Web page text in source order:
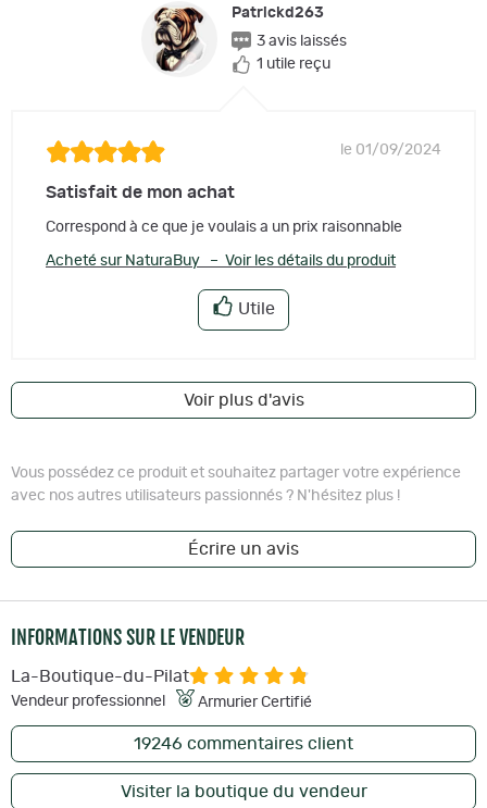
Patrickd263
3 avis laissés
1 utile reçu
le 01/09/2024
Satisfait de mon achat
Correspond à ce que je voulais a un prix raisonnable
Acheté sur NaturaBuy – Voir les détails du produit
Utile
Voir plus d'avis
Vous possédez ce produit et souhaitez partager votre expérience
avec nos autres utilisateurs passionnés ? N'hésitez plus !
Écrire un avis
INFORMATIONS SUR LE VENDEUR
La-Boutique-du-Pilat
Vendeur professionnel Armurier Certifié
19246 commentaires client
Visiter la boutique du vendeur